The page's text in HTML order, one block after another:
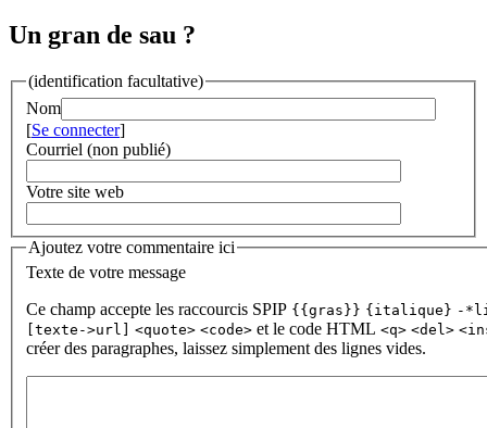
Un gran de sau ?
(identification facultative)
Nom
[Se connecter]
Courriel (non publié)
Votre site web
Ajoutez votre commentaire ici
Texte de votre message
Ce champ accepte les raccourcis SPIP {{gras}} {italique} -
[texte->url]
<quote> <code> et le code HTML <q> <del>
créer des paragraphes, laissez simplement des lignes vides.